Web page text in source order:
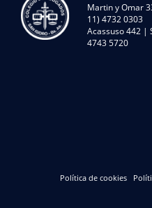
Martin y Omar
11) 4732 0303
Acassuso 442 |
4743 5720
Política de cookies